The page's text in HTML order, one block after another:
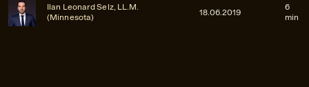
Ilan Leonard Selz, LL.M.
(Minnesota)
18.06.2019
6
min